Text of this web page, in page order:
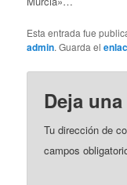
Esta entrada fue
admin. Guarda el
Deja
Tu dirección de
campos